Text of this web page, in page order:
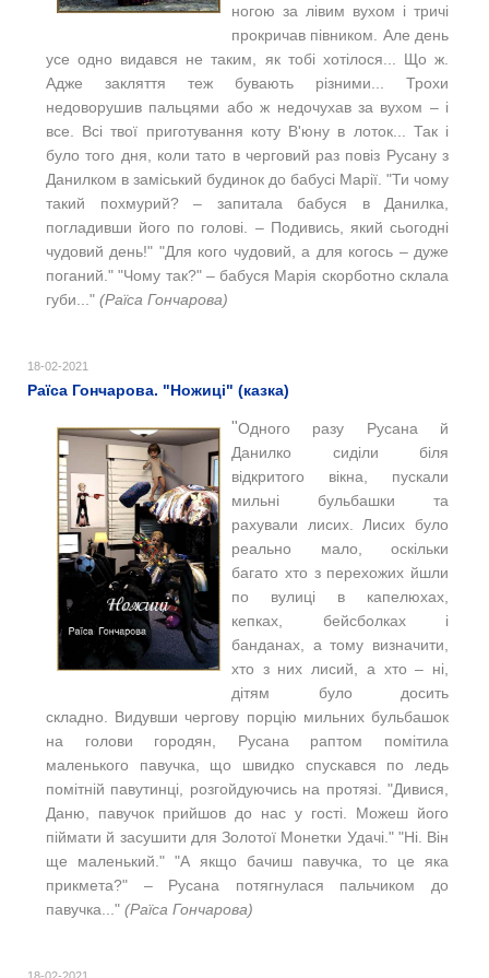
ногою за лівим вухом і тричі
прокричав півником. Але день
усе одно видався не таким, як тобі хотілося... Що ж.
Адже закляття теж бувають різними... Трохи
недоворушив пальцями або ж недочухав за вухом ‒ і
все. Всі твої приготування коту В'юну в лоток... Так і
було того дня, коли тато в черговий раз повіз Русану з
Данилком в заміський будинок до бабусі Марії. "Ти чому
такий похмурий? ‒ запитала бабуся в Данилка,
погладивши його по голові. ‒ Подивись, який сьогодні
чудовий день!" "Для кого чудовий, а для когось ‒ дуже
поганий." "Чому так?" ‒ бабуся Марія скорботно склала
губи..." (Раїса Гончарова)
18-02-2021
Раїса Гончарова. "Ножиці" (казка)
"Одного разу Русана й
Данилко сиділи біля
відкритого вікна, пускали
мильні бульбашки та
рахували лисих. Лисих було
реально мало, оскільки
багато хто з перехожих йшли
по вулиці в капелюхах,
кепках, бейсболках і
банданах, а тому визначити,
хто з них лисий, а хто ‒ ні,
дітям було досить
складно. Видувши чергову порцію мильних бульбашок
на голови городян, Русана раптом помітила
маленького павучка, що швидко спускався по ледь
помітній павутинці, розгойдуючись на протязі. "Дивися,
Даню, павучок прийшов до нас у гості. Можеш його
піймати й засушити для Золотої Монетки Удачі." "Ні. Він
ще маленький." "А якщо бачиш павучка, то це яка
прикмета?" ‒ Русана потягнулася пальчиком до
павучка..." (Раїса Гончарова)